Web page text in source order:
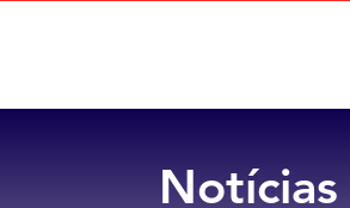
Notícias